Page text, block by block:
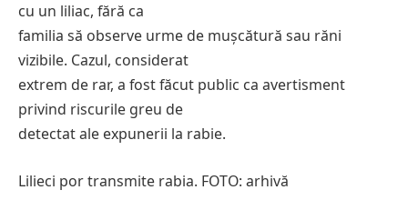
cu un liliac, fără ca
familia să observe urme de mușcătură sau răni
vizibile. Cazul, considerat
extrem de rar, a fost făcut public ca avertisment
privind riscurile greu de
detectat ale expunerii la rabie.
Lilieci por transmite rabia. FOTO: arhivă